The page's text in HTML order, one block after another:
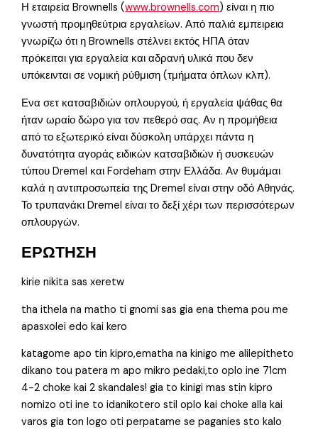
Η εταιρεία Brownells (www.brownells.com) είναι η πιο
γνωστή προμηθεύτρια εργαλείων. Από παλιά εμπειρεια
γνωρίζω ότι η Brownells στέλνει εκτός ΗΠΑ όταν
πρόκειται για εργαλεία και αδρανή υλικά που δεν
υπόκεινται σε νομική ρύθμιση (τμήματα όπλων κλπ).
Ενα σετ κατσαβιδιών οπλουργού, ή εργαλεία ψάθας θα
ήταν ωραίο δώρο για τον πεθερό σας. Αν η προμήθεια
από το εξωτερικό είναι δύσκολη υπάρχει πάντα η
δυνατότητα αγοράς ειδικών κατσαβιδιών ή συσκευών
τύπου Dremel και Fordeham στην Ελλάδα. Αν θυμάμαι
καλά η αντιπροσωπεία της Dremel είναι στην οδό Αθηνάς.
Το τρυπανάκι Dremel είναι το δεξί χέρι των περισσότερων
οπλουργών.
ΕΡΩΤΗΣΗ
kirie nikita sas xeretw
tha ithela na matho ti gnomi sas gia ena thema pou me
apasxolei edo kai kero
katagome apo tin kipro,ematha na kinigo me alilepitheto
dikano tou patera m apo mikro pedaki,to oplo ine 71cm
4-2 choke kai 2 skandales! gia to kinigi mas stin kipro
nomizo oti ine to idanikotero stil oplo kai choke alla kai
varos gia ton logo oti perpatame se paganies sto kalo